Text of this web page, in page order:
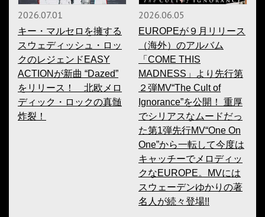
2026.07.01
キー・マルセロを擁する
スウェディッシュ・ロッ
クのレジェンドEASY
ACTIONが新曲 “Dazed”
をリリース！ 北欧メロ
ディック・ロックの真髄
炸裂！
2026.06.05
EUROPEが９月リリース
（海外）のアルバム
「COME THIS
MADNESS」より先行第
２弾MV“The Cult of
Ignorance”を公開！ 重厚
でシリアスなムードだっ
た第1弾先行MV“One On
One”から一転して今度は
キャッチーでメロディッ
クなEUROPE。MVには
スウェーデンゆかりの著
名人が続々登場!!